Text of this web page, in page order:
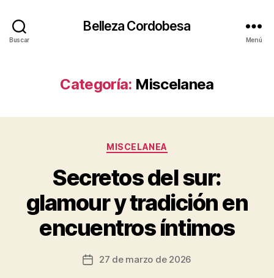
Buscar
Belleza Cordobesa
Menú
Categoría: Miscelanea
Categorías
MISCELANEA
Secretos del sur:
glamour y tradición en
encuentros íntimos
Fecha27 de marzo de 2026